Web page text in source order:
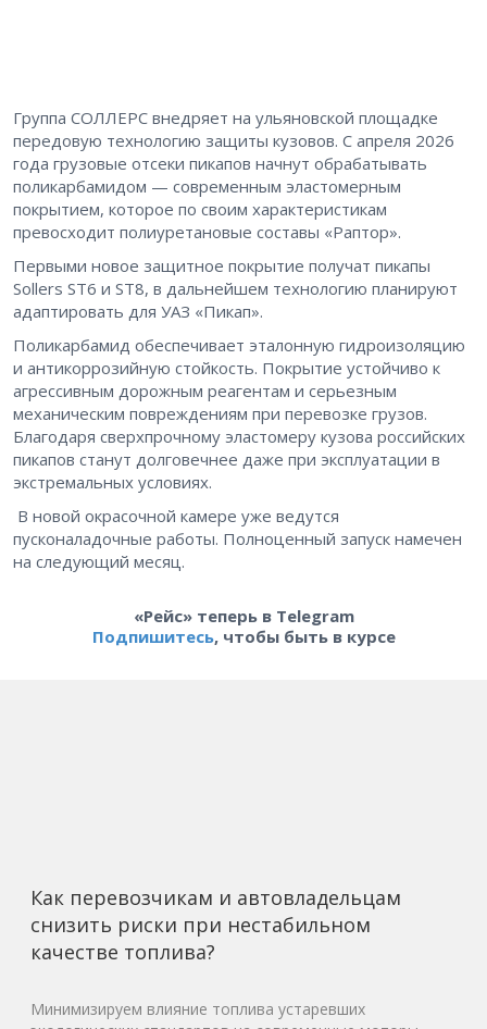
Группа СОЛЛЕРС внедряет на ульяновской площадке
передовую технологию защиты кузовов. С апреля 2026
года грузовые отсеки пикапов начнут обрабатывать
поликарбамидом — современным эластомерным
покрытием, которое по своим характеристикам
превосходит полиуретановые составы «Раптор».
Первыми новое защитное покрытие получат пикапы
Sollers ST6 и ST8, в дальнейшем технологию планируют
адаптировать для УАЗ «Пикап».
Поликарбамид обеспечивает эталонную гидроизоляцию
и антикоррозийную стойкость. Покрытие устойчиво к
агрессивным дорожным реагентам и серьезным
механическим повреждениям при перевозке грузов.
Благодаря сверхпрочному эластомеру кузова российских
пикапов станут долговечнее даже при эксплуатации в
экстремальных условиях.
В новой окрасочной камере уже ведутся
пусконаладочные работы. Полноценный запуск намечен
на следующий месяц.
«Рейс» теперь в Telegram
Подпишитесь, чтобы быть в курсе
Как перевозчикам и автовладельцам
снизить риски при нестабильном
качестве топлива?
Минимизируем влияние топлива устаревших